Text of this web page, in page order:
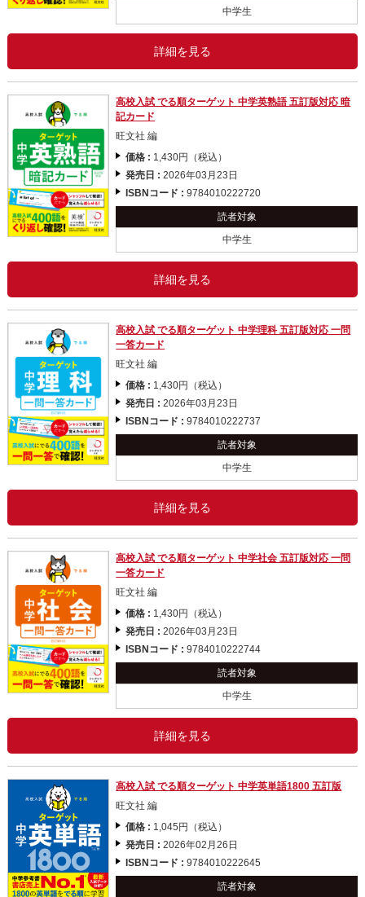
中学生
詳細を見る
高校入試 でる順ターゲット 中学英熟語 五訂版対応 暗
記カード
旺文社 編
価格 : 1,430円（税込）
発売日 :2026年03月23日
ISBNコード :9784010222720
読者対象
中学生
詳細を見る
高校入試 でる順ターゲット 中学理科 五訂版対応 一問
一答カード
旺文社 編
価格 : 1,430円（税込）
発売日 :2026年03月23日
ISBNコード :9784010222737
読者対象
中学生
詳細を見る
高校入試 でる順ターゲット 中学社会 五訂版対応 一問
一答カード
旺文社 編
価格 : 1,430円（税込）
発売日 :2026年03月23日
ISBNコード :9784010222744
読者対象
中学生
詳細を見る
高校入試 でる順ターゲット 中学英単語1800 五訂版
旺文社 編
価格 : 1,045円（税込）
発売日 :2026年02月26日
ISBNコード :9784010222645
読者対象